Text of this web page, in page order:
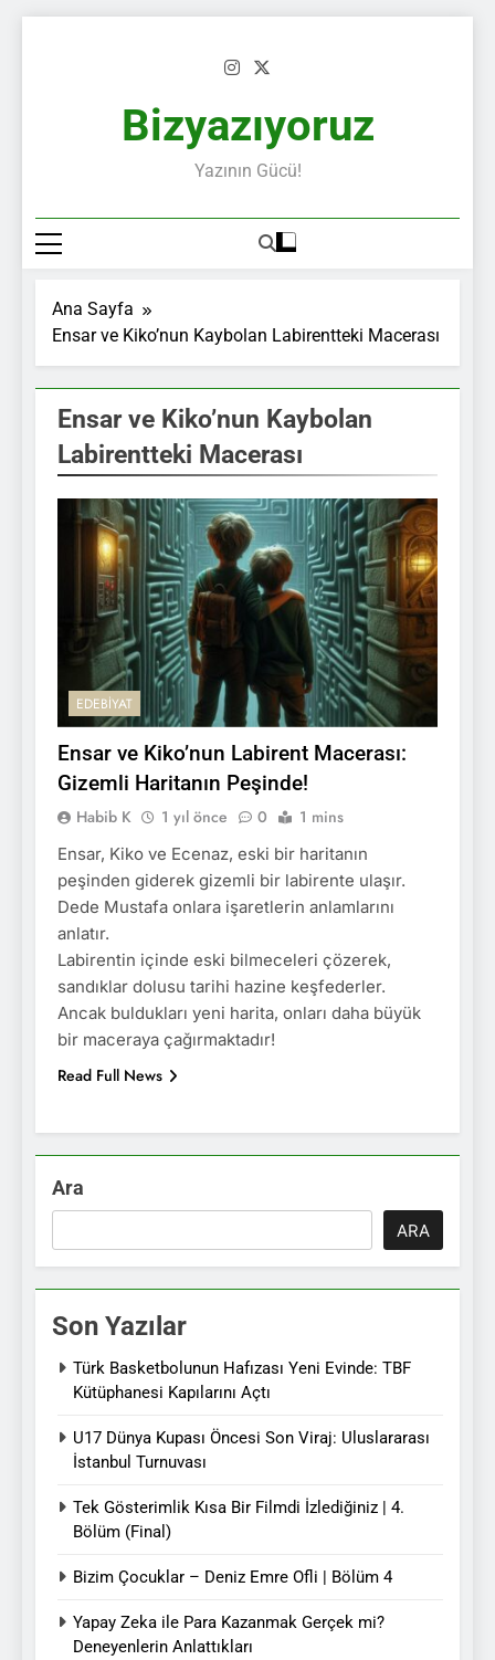
Bizyazıyoruz
Yazının Gücü!
Ana Sayfa
Ensar ve Kiko’nun Kaybolan Labirentteki Macerası
Ensar ve Kiko’nun Kaybolan
Labirentteki Macerası
EDEBIYAT
Ensar ve Kiko’nun Labirent Macerası:
Gizemli Haritanın Peşinde!
Habib K 1 yıl önce 0 1 mins
Ensar, Kiko ve Ecenaz, eski bir haritanın
peşinden giderek gizemli bir labirente ulaşır.
Dede Mustafa onlara işaretlerin anlamlarını
anlatır.
Labirentin içinde eski bilmeceleri çözerek,
sandıklar dolusu tarihi hazine keşfederler.
Ancak buldukları yeni harita, onları daha büyük
bir maceraya çağırmaktadır!
Read Full News
Ara
ARA
Son Yazılar
Türk Basketbolunun Hafızası Yeni Evinde: TBF
Kütüphanesi Kapılarını Açtı
U17 Dünya Kupası Öncesi Son Viraj: Uluslararası
İstanbul Turnuvası
Tek Gösterimlik Kısa Bir Filmdi İzlediğiniz | 4.
Bölüm (Final)
Bizim Çocuklar – Deniz Emre Ofli | Bölüm 4
Yapay Zeka ile Para Kazanmak Gerçek mi?
Deneyenlerin Anlattıkları